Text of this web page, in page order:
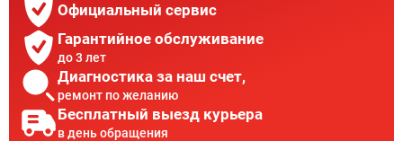
Официальный сервис
Гарантийное обслуживание
до 3 лет
Диагностика за наш счет,
ремонт по желанию
Бесплатный выезд курьера
в день обращения